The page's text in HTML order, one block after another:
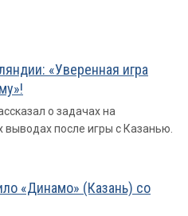
«Уверенная игра
о задачах на
после игры с Казанью.
«Динамо» (Казань) со